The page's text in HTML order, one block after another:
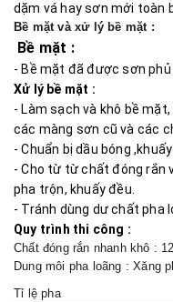
dặm vá hay sơn mới toàn
Bề mặt và xử lý bề mặt :
Bề mặt :
- Bề mặt đã được sơn phủ
Xử lý bề mặt :
- Làm sạch và khô bề
các màng sơn cũ và các
- Chuẩn bị dầu bóng ,k
- Cho từ từ chất đóng rắn
pha trộn, khuấy đều.
- Tránh dùng dư chất pha
Quy trình thi công :
Chất đóng rắn nhanh khô :
Dung môi pha loãng : Xăng
Tỉ lệ pha